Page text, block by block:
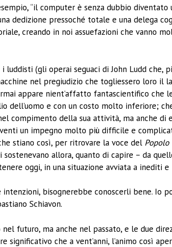
“il computer è senza dubbio
dedizione pressoché totale e una delega
creando in noi assuefazioni che vanno
luddisti (gli operai seguaci di John Ludd che,
nel pregiudizio che togliessero loro il
appare nient’affatto fantascientifico che
dell’uomo e con un costo molto inferiore;
compimento della sua attività, ma anche di
un impegno molto più difficile e
stiano così, per ritrovare la voce del Popolo
allora, quanto di capire – da
oggi, in una situazione avviata a inediti
bisognerebbe conoscerli bene. Io
Schiavon.
nel futuro, ma anche nel passato, e le due
significativo che a vent’anni, l’animo così